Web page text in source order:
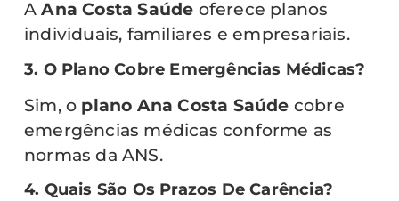
AAna Costa Saúde oferece planos
individuais, familiares e empresariais.
3. O Plano Cobre Emergências Médicas?
Sim, o plano Ana Costa Saúde cobre
emergências médicas conforme as
normas da ANS.
4. Quais São Os Prazos De Carência?